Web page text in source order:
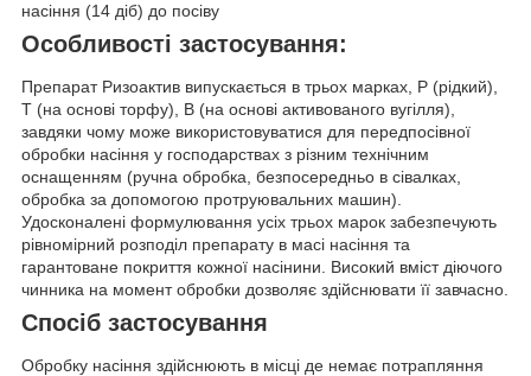
насіння (14 діб) до посіву
Особливості застосування:
Препарат Ризоактив випускається в трьох марках, Р (рідкий),
Т (на основі торфу), В (на основі активованого вугілля),
завдяки чому може використовуватися для передпосівної
обробки насіння у господарствах з різним технічним
оснащенням (ручна обробка, безпосередньо в сівалках,
обробка за допомогою протруювальних машин).
Удосконалені формулювання усіх трьох марок забезпечують
рівномірний розподіл препарату в масі насіння та
гарантоване покриття кожної насінини. Високий вміст діючого
чинника на момент обробки дозволяє здійснювати її завчасно.
Спосіб застосування
Обробку насіння здійснюють в місці де немає потрапляння